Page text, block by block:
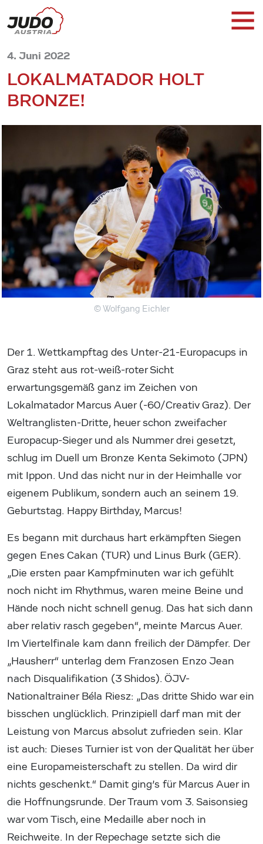
4. Juni 2022
LOKALMATADOR HOLT
BRONZE!
© Wolfgang Eichler
Der 1. Wettkampftag des Unter-21-Europacups in
Graz steht aus rot-weiß-roter Sicht
erwartungsgemäß ganz im Zeichen von
Lokalmatador Marcus Auer (-60/Creativ Graz). Der
Weltranglisten-Dritte, heuer schon zweifacher
Europacup-Sieger und als Nummer drei gesetzt,
schlug im Duell um Bronze Kenta Sekimoto (JPN)
mit Ippon. Und das nicht nur in der Heimhalle vor
eigenem Publikum, sondern auch an seinem 19.
Geburtstag. Happy Birthday, Marcus!
Es begann mit durchaus hart erkämpften Siegen
gegen Enes Cakan (TUR) und Linus Burk (GER).
„Die ersten paar Kampfminuten war ich gefühlt
noch nicht im Rhythmus, waren meine Beine und
Hände noch nicht schnell genug. Das hat sich dann
aber relativ rasch gegeben“, meinte Marcus Auer.
Im Viertelfinale kam dann freilich der Dämpfer. Der
„Hausherr“ unterlag dem Franzosen Enzo Jean
nach Disqualifikation (3 Shidos). ÖJV-
Nationaltrainer Béla Riesz: „Das dritte Shido war ein
bisschen unglücklich. Prinzipiell darf man mit der
Leistung von Marcus absolut zufrieden sein. Klar
ist auch: Dieses Turnier ist von der Qualität her über
eine Europameisterschaft zu stellen. Da wird dir
nichts geschenkt.“ Damit ging’s für Marcus Auer in
die Hoffnungsrunde. Der Traum vom 3. Saisonsieg
war vom Tisch, eine Medaille aber noch in
Reichweite. In der Repechage setzte sich die